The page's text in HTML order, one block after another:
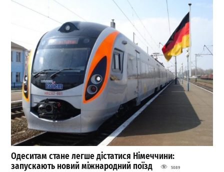
Одеситам стане легше дістатися Німеччини:
запускають новий міжнародний поїзд
5089